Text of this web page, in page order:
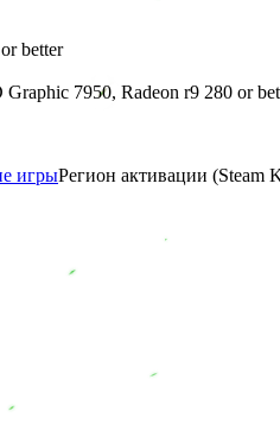
better
7950, Radeon r9 280 or
игрыРегион активации (Steam